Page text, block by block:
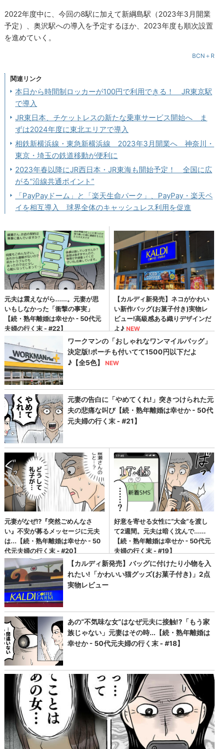
2022年度中に、今回の8駅に加えて新綱島駅（2023年3月開業
予定）、奥沢駅への導入を予定するほか、2023年度も順次設置
を進めていく。
BCN＋R
関連リンク
本日から時間制ロッカーが100円で利用できる！ JR東京駅
で導入
JR東日本、チケットレスの新たな乗車サービス開始へ ま
ずは2024年度に東北エリアで導入
相鉄新横浜線・東急新横浜線 2023年3月開業へ 神奈川・
東京・埼玉の鉄道移動が便利に
2023年春以降にJR西日本・JR東海も開始予定！ 全国に広
がる“沿線共通ポイント”
「PayPayドーム」と「楽天生命パーク」、PayPay・楽天ペ
イを相互導入 球界全体のキャッシュレス利用を促進